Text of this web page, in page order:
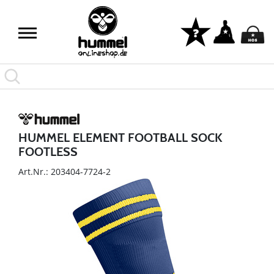
HUMMEL ELEMENT FOOTBALL SOCK
FOOTLESS
Art.Nr.: 203404-7724-2